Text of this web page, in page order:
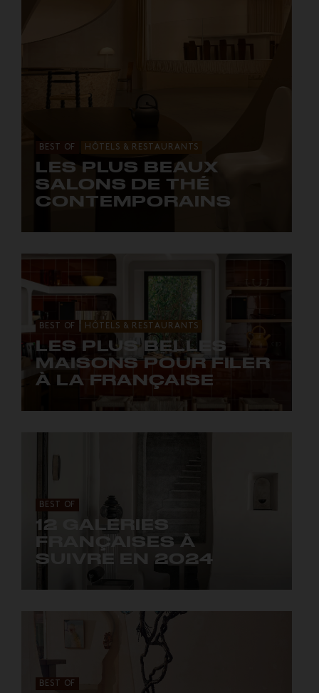
BEST OF HÔTELS & RESTAURANTS
LES PLUS BEAUX
SALONS DE THÉ
CONTEMPORAINS
BEST OF HÔTELS & RESTAURANTS
LES PLUS BELLES
MAISONS POUR FILER
À LA FRANÇAISE
Le design met le cap sur les quatre coin de la
France.
BEST OF
12 GALERIES
FRANÇAISES À
SUIVRE EN 2024
BEST OF